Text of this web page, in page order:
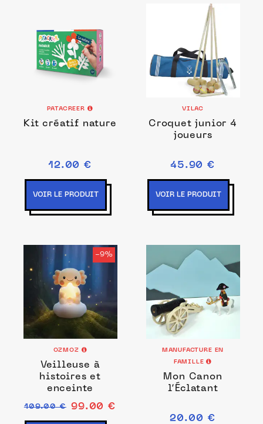
PATACREER
Kit créatif nature
12.00 €
VOIR LE PRODUIT
VILAC
Croquet junior 4
joueurs
45.90 €
VOIR LE PRODUIT
-9%
OZMOZ
Veilleuse à
histoires et
enceinte
109.00 € 99.00 €
MANUFACTURE EN
FAMILLE
Mon Canon
l’Éclatant
20.00 €